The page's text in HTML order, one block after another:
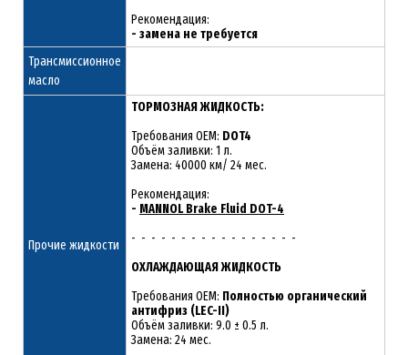
Рекомендация:
- замена не требуется
Трансмиссионное
масло
Прочие жидкости
ТОРМОЗНАЯ ЖИДКОСТЬ:
Требования OEM: DOT4
Объём заливки: 1 л.
Замена: 40000 км/ 24 мес.
Рекомендация:
- MANNOL Brake Fluid DOT-4
- - - - - - - - - - - - - - - - -
ОХЛАЖДАЮЩАЯ ЖИДКОСТЬ
Требования OEM: Полностью органический
антифриз (LEC-II)
Объём заливки: 9.0 ± 0.5 л.
Замена: 24 мес.